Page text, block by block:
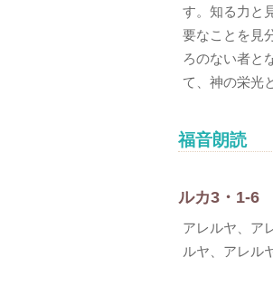
す。知る力と
要なことを見
ろのない者と
て、神の栄光
福音朗読
ルカ3・1-6
アレルヤ、ア
ルヤ、アレルヤ